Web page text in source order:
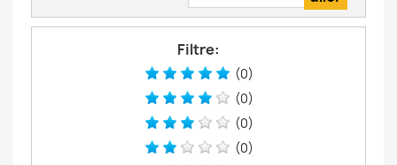
Filtre:
(0)
(0)
(0)
(0)